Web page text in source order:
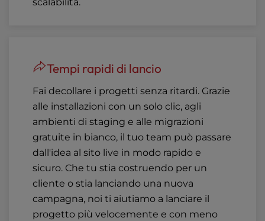
scalabilità.
Tempi rapidi di lancio
Fai decollare i progetti senza ritardi. Grazie
alle installazioni con un solo clic, agli
ambienti di staging e alle migrazioni
gratuite in bianco, il tuo team può passare
dall'idea al sito live in modo rapido e
sicuro. Che tu stia costruendo per un
cliente o stia lanciando una nuova
campagna, noi ti aiutiamo a lanciare il
progetto più velocemente e con meno